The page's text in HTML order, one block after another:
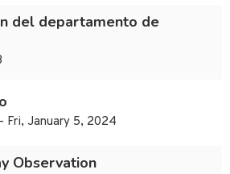
del departamento de
Fri, January 5, 2024
Observation